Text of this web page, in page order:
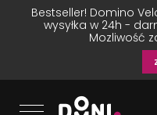
Bestseller! Domino
wysyłka w 24h -
Mozliwość